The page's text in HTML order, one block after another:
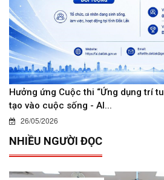
Hưởng ứng Cuộc thi “Ứng dụng trí
tạo vào cuộc sống - AI...
26/05/2026
NHIỀU NGƯỜI ĐỌC